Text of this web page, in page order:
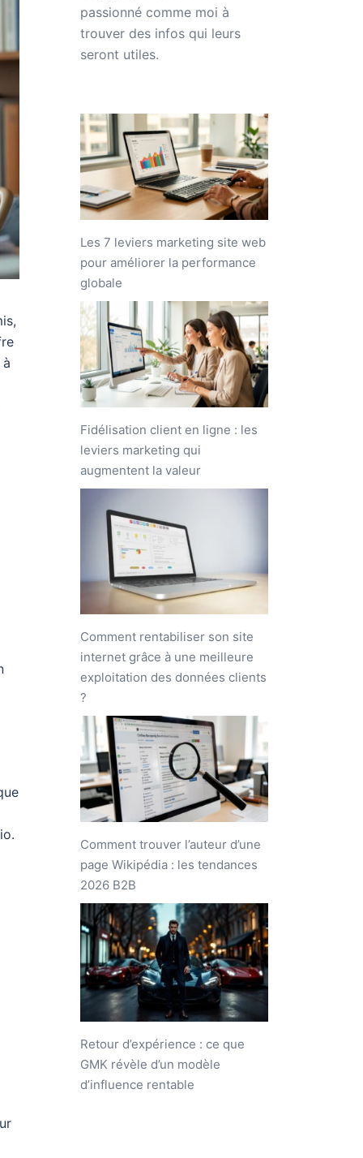
passionné comme moi à
trouver des infos qui leurs
seront utiles.
Les 7 leviers marketing site web
pour améliorer la performance
globale
Fidélisation client en ligne : les
leviers marketing qui
augmentent la valeur
Comment rentabiliser son site
internet grâce à une meilleure
exploitation des données clients
?
Comment trouver l’auteur d’une
page Wikipédia : les tendances
2026 B2B
Retour d’expérience : ce que
GMK révèle d’un modèle
d’influence rentable